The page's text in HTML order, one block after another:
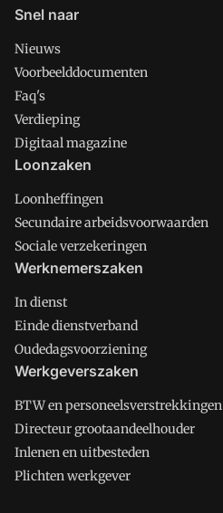
Snel naar
Nieuws
Voorbeelddocumenten
Faq's
Verdieping
Digitaal magazine
Loonzaken
Loonheffingen
Secundaire arbeidsvoorwaarden
Sociale verzekeringen
Werknemerszaken
In dienst
Einde dienstverband
Oudedagsvoorziening
Werkgeverszaken
BTW en personeelsverstrekkingen
Directeur grootaandeelhouder
Inlenen en uitbesteden
Plichten werkgever